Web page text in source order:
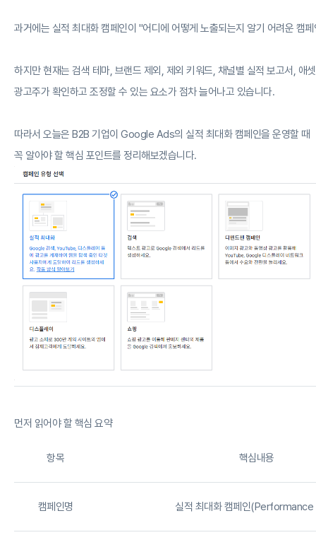
과거에는 실적 최대화 캠페인이 "어디에 어떻게 노출되는지 알기 어려운 캠
하지만 현재는 검색 테마, 브랜드 제외, 제외 키워드, 채널별 실적 보고서, 애
광고주가 확인하고 조정할 수 있는 요소가 점차 늘어나고 있습니다.
따라서 오늘은 B2B 기업이 Google Ads의 실적 최대화 캠페인을 운영할 때
꼭 알아야 할 핵심 포인트를 정리해보겠습니다.
먼저 읽어야 할 핵심 요약
항목 핵심내용
캠페인명 실적 최대화 캠페인